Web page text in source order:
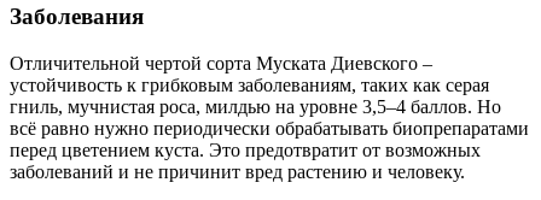
Заболевания
Отличительной чертой сорта Муската Диевского –
устойчивость к грибковым заболеваниям, таких как серая
гниль, мучнистая роса, милдью на уровне 3,5–4 баллов. Но
всё равно нужно периодически обрабатывать биопрепаратами
перед цветением куста. Это предотвратит от возможных
заболеваний и не причинит вред растению и человеку.